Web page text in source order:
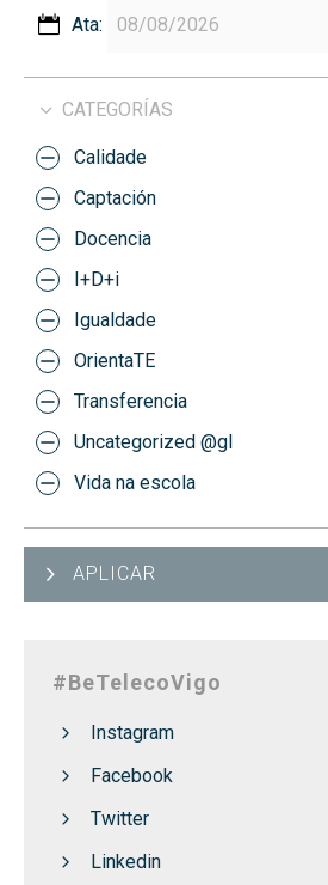
Ata:
CATEGORÍAS
Calidade
Captación
Docencia
I+D+i
Igualdade
OrientaTE
Transferencia
Uncategorized @gl
Vida na escola
APLICAR
#BeTelecoVigo
Instagram
Facebook
Twitter
Linkedin